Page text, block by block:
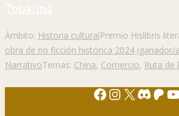
Tobalina
Ámbito: Historia culturalPremio Hislibris
obra de no ficción histórica 2024 (ganador/
NarrativoTemas: China, Comercio, Ruta de
Facebook
Instagram
X